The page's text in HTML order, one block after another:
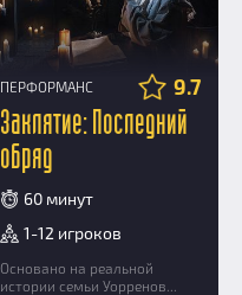
ПЕРФОРМАНС 9.7
Заклятие: Последний
обряд
60 минут
1-12 игроков
Основано на реальной
истории семьи Уорренов...